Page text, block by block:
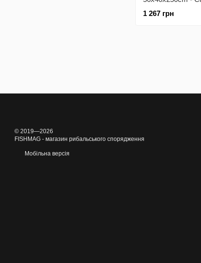
розміри: (50см х
1 267 грн
© 2019—2026
FISHMAG - магазин рибальського спорядження
Мобільна версія